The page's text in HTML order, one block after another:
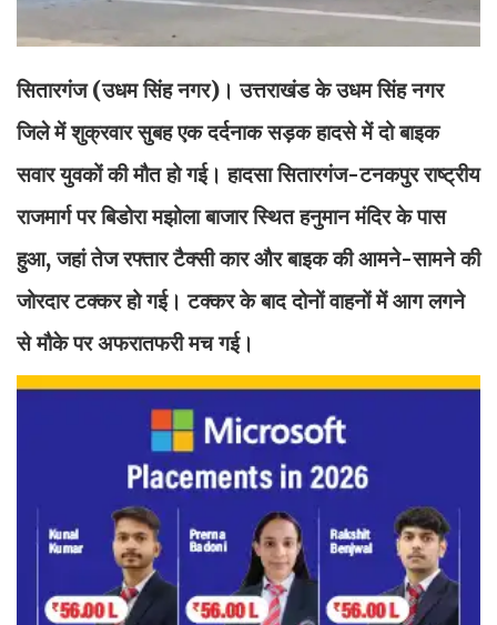
सितारगंज (उधम सिंह नगर)। उत्तराखंड के उधम सिंह नगर
जिले में शुक्रवार सुबह एक दर्दनाक सड़क हादसे में दो बाइक
सवार युवकों की मौत हो गई। हादसा सितारगंज-टनकपुर राष्ट्रीय
राजमार्ग पर बिडोरा मझोला बाजार स्थित हनुमान मंदिर के पास
हुआ, जहां तेज रफ्तार टैक्सी कार और बाइक की आमने-सामने की
जोरदार टक्कर हो गई। टक्कर के बाद दोनों वाहनों में आग लगने
से मौके पर अफरातफरी मच गई।